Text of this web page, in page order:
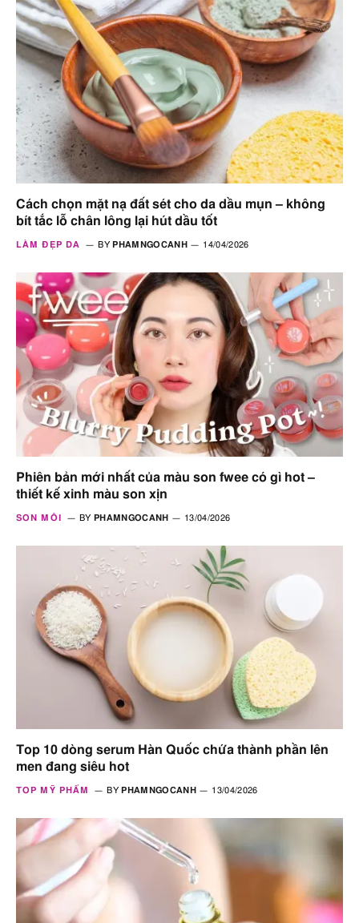
Cách chọn mặt nạ đất sét cho da dầu mụn – không
bít tắc lỗ chân lông lại hút dầu tốt
LÀM ĐẸP DA BY PHAMNGOCANH 14/04/2026
Phiên bản mới nhất của màu son fwee có gì hot –
thiết kế xinh màu son xịn
SON MÔI BY PHAMNGOCANH 13/04/2026
Top 10 dòng serum Hàn Quốc chứa thành phần lên
men đang siêu hot
TOP MỸ PHẨM BY PHAMNGOCANH 13/04/2026